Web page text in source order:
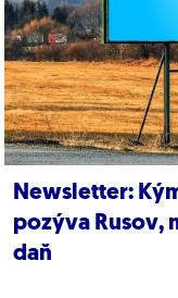
Newsletter:
pozýva Rusov,
daň